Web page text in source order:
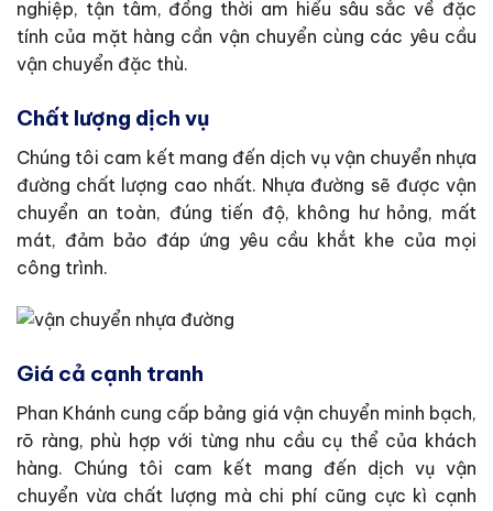
nghiệp, tận tâm, đồng thời am hiểu sâu sắc về đặc
tính của mặt hàng cần vận chuyển cùng các yêu cầu
vận chuyển đặc thù.
Chất lượng dịch vụ
Chúng tôi cam kết mang đến dịch vụ vận chuyển nhựa
đường chất lượng cao nhất. Nhựa đường sẽ được vận
chuyển an toàn, đúng tiến độ, không hư hỏng, mất
mát, đảm bảo đáp ứng yêu cầu khắt khe của mọi
công trình.
Giá cả cạnh tranh
Phan Khánh cung cấp bảng giá vận chuyển minh bạch,
rõ ràng, phù hợp với từng nhu cầu cụ thể của khách
hàng. Chúng tôi cam kết mang đến dịch vụ vận
chuyển vừa chất lượng mà chi phí cũng cực kì cạnh